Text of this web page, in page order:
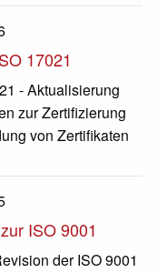
17021
- Aktualisierung
zur Zertifizierung
von Zertifikaten
ISO 9001
der ISO 9001